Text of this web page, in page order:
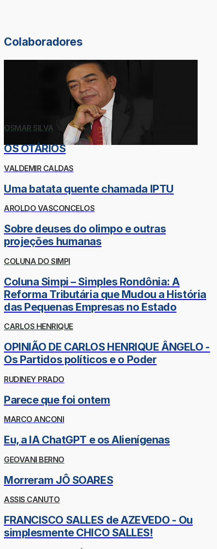
Colaboradores
OSMAR SILVA
OS OTÁRIOS
VALDEMIR CALDAS
Uma batata quente chamada IPTU
AROLDO VASCONCELOS
Sobre deuses do olimpo e outras
projeções humanas
COLUNA DO SIMPI
Coluna Simpi – Simples Rondônia: A
Reforma Tributária que Mudou a História
das Pequenas Empresas no Estado
CARLOS HENRIQUE
OPINIÃO DE CARLOS HENRIQUE ÂNGELO -
Os Partidos políticos e o Poder
RUDINEY PRADO
Parece que foi ontem
MARCO ANCONI
Eu, a IA ChatGPT e os Alienígenas
GEOVANI BERNO
Morreram JÔ SOARES
ASSIS CANUTO
FRANCISCO SALLES de AZEVEDO - Ou
simplesmente CHICO SALLES!